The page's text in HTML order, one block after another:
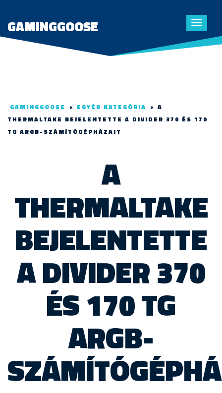
Toggle
GAMINGGOOSE
GAMINGGOOSE > EGYÉB KATEGÓRIA > A
THERMALTAKE BEJELENTETTE A DIVIDER 370 ÉS 170
TG ARGB-SZÁMÍTÓGÉPHÁZAIT
A
THERMALTAKE
BEJELENTETTE
A DIVIDER 370
ÉS 170 TG
ARGB-